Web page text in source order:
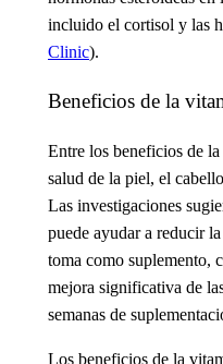
incluido el cortisol y las
Clinic).
Beneficios de la
Entre los beneficios de
salud de la piel, el
Las investigaciones
puede ayudar a reducir
toma como suplemento,
mejora significativa de
semanas de
Los beneficios de la